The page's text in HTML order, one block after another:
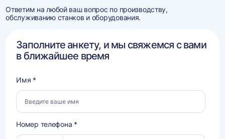
Ответим на любой ваш вопрос по производству,
обслуживанию станков и оборудования.
Заполните анкету, и мы свяжемся с вами
в ближайшее время
Имя *
Номер телефона *